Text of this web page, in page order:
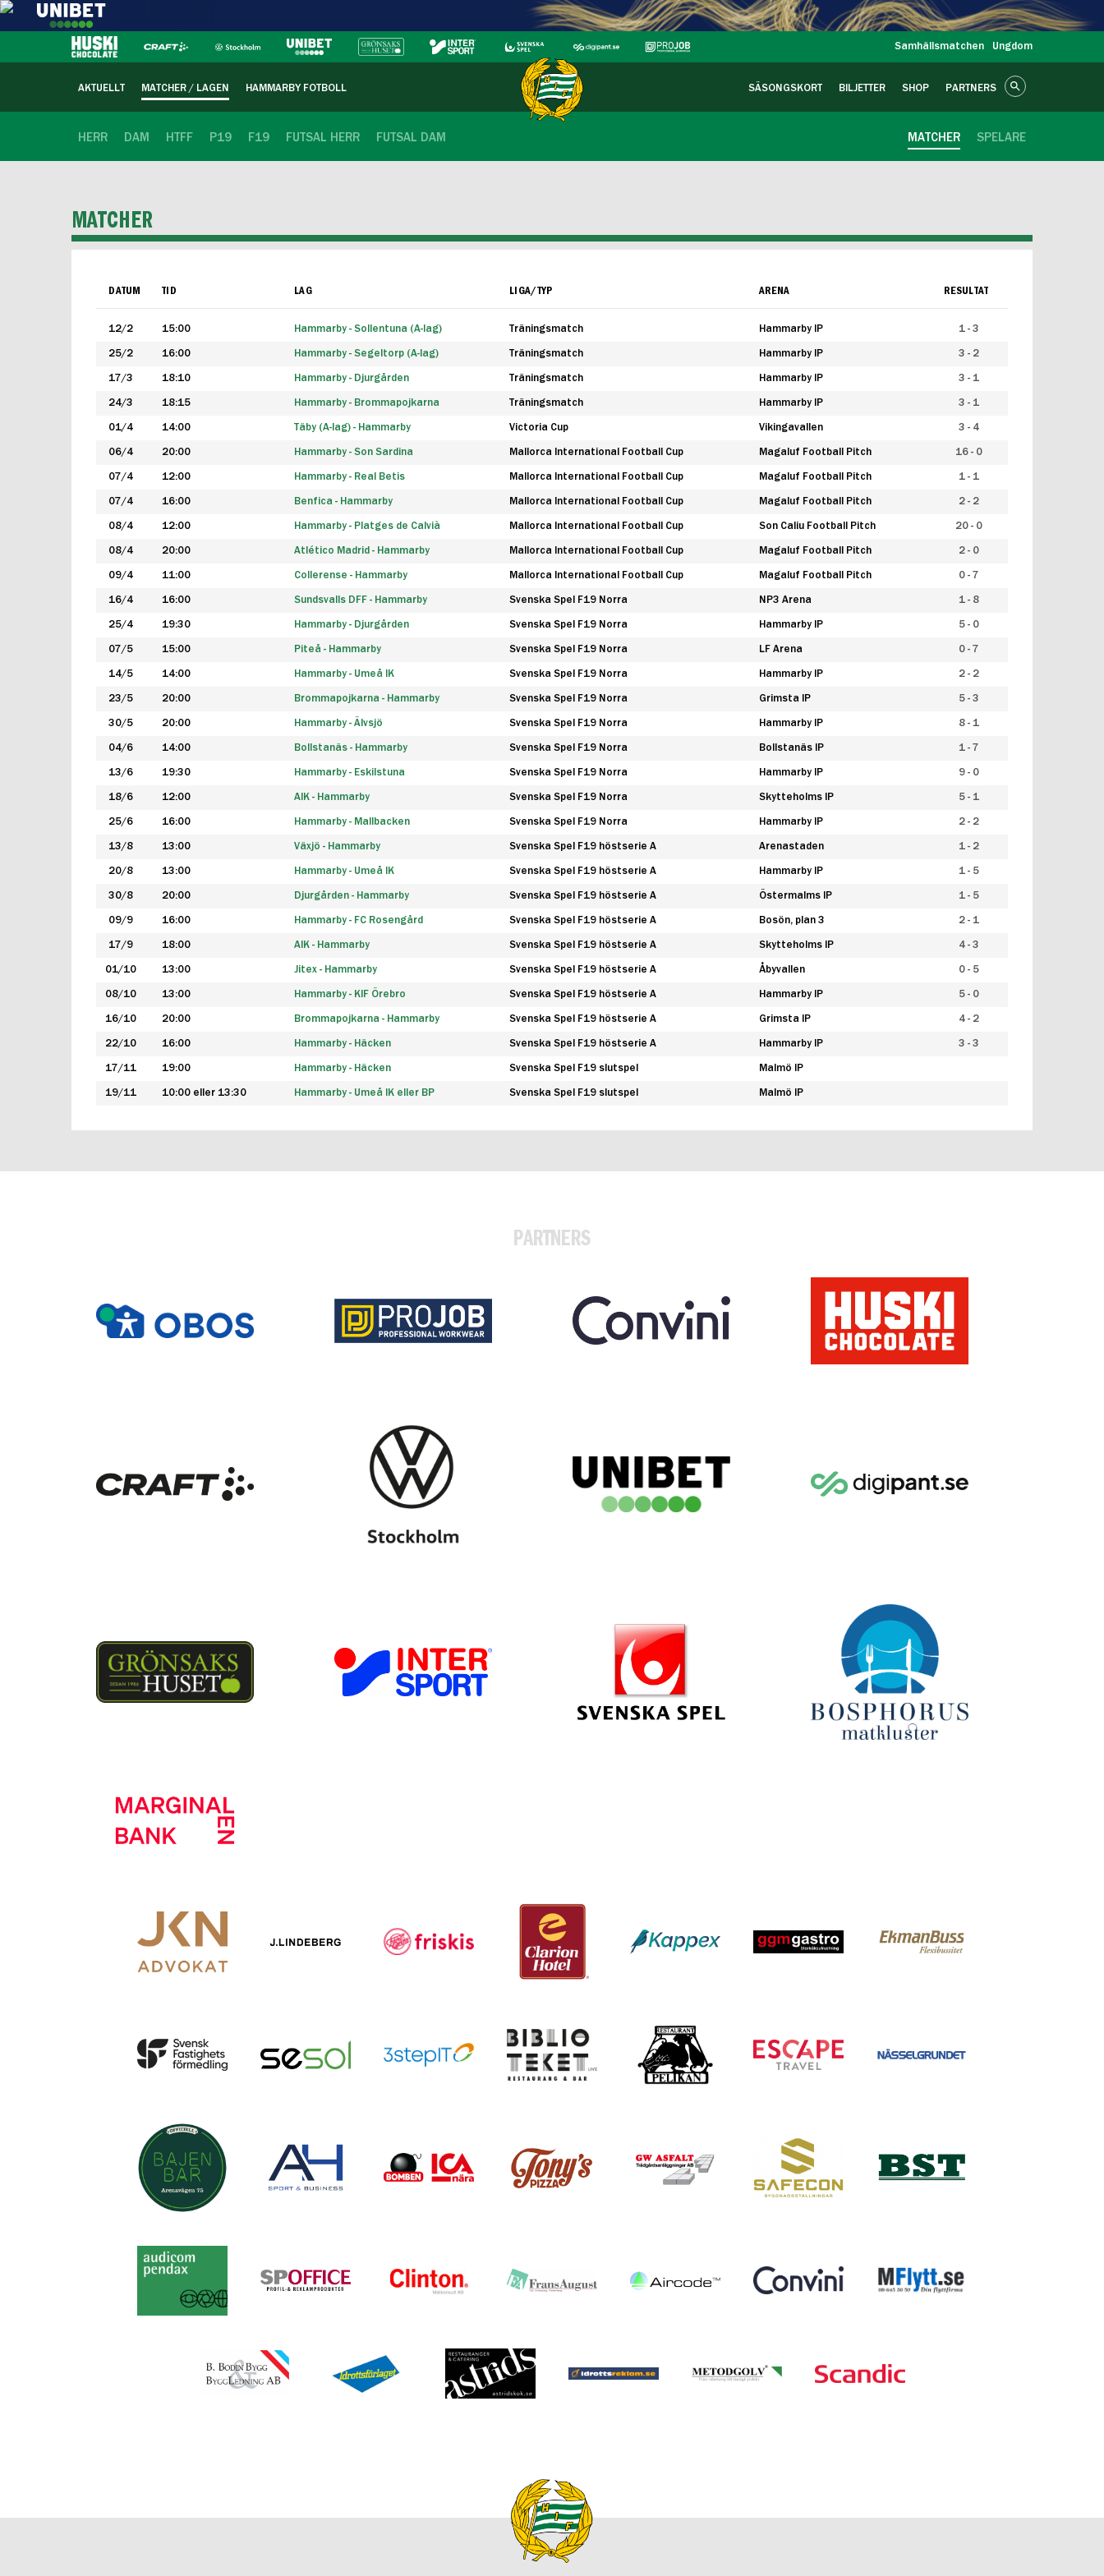
Samhällsmatchen Ungdom
AKTUELLT MATCHER / LAGEN HAMMARBY FOTBOLL SÄSONGSKORT BILJETTER SHOP PARTNERS
HERR DAM HTFF P19 F19 FUTSAL HERR FUTSAL DAM SPELARE
MATCHER
MATCHER
DATUM TID LAG LIGA/TYP ARENA RESULTAT
12/2 15:00 Hammarby - Sollentuna (A-lag) Träningsmatch Hammarby IP 1 - 3
25/2 16:00 Hammarby - Segeltorp (A-lag) Träningsmatch Hammarby IP 3 - 2
17/3 18:10 Hammarby - Djurgården Träningsmatch Hammarby IP 3 - 1
24/3 18:15 Hammarby - Brommapojkarna Träningsmatch Hammarby IP 3 - 1
01/4 14:00 Täby (A-lag) - Hammarby Victoria Cup Vikingavallen 3 - 4
06/4 20:00 Hammarby - Son Sardina Mallorca International Football Cup Magaluf Football Pitch 16 - 0
07/4 12:00 Hammarby - Real Betis Mallorca International Football Cup Magaluf Football Pitch 1 - 1
07/4 16:00 Benfica - Hammarby Mallorca International Football Cup Magaluf Football Pitch 2 - 2
08/4 12:00 Hammarby - Platges de Calvià Mallorca International Football Cup Son Caliu Football Pitch 20 - 0
08/4 20:00 Atlético Madrid - Hammarby Mallorca International Football Cup Magaluf Football Pitch 2 - 0
09/4 11:00 Collerense - Hammarby Mallorca International Football Cup Magaluf Football Pitch 0 - 7
16/4 16:00 Sundsvalls DFF - Hammarby Svenska Spel F19 Norra NP3 Arena 1 - 8
25/4 19:30 Hammarby - Djurgården Svenska Spel F19 Norra Hammarby IP 5 - 0
07/5 15:00 Piteå - Hammarby Svenska Spel F19 Norra LF Arena 0 - 7
14/5 14:00 Hammarby - Umeå IK Svenska Spel F19 Norra Hammarby IP 2 - 2
23/5 20:00 Brommapojkarna - Hammarby Svenska Spel F19 Norra Grimsta IP 5 - 3
30/5 20:00 Hammarby - Älvsjö Svenska Spel F19 Norra Hammarby IP 8 - 1
04/6 14:00 Bollstanäs - Hammarby Svenska Spel F19 Norra Bollstanäs IP 1 - 7
13/6 19:30 Hammarby - Eskilstuna Svenska Spel F19 Norra Hammarby IP 9 - 0
18/6 12:00 AIK - Hammarby Svenska Spel F19 Norra Skytteholms IP 5 - 1
25/6 16:00 Hammarby - Mallbacken Svenska Spel F19 Norra Hammarby IP 2 - 2
13/8 13:00 Växjö - Hammarby Svenska Spel F19 höstserie A Arenastaden 1 - 2
20/8 13:00 Hammarby - Umeå IK Svenska Spel F19 höstserie A Hammarby IP 1 - 5
30/8 20:00 Djurgården - Hammarby Svenska Spel F19 höstserie A Östermalms IP 1 - 5
09/9 16:00 Hammarby - FC Rosengård Svenska Spel F19 höstserie A Bosön, plan 3 2 - 1
17/9 18:00 AIK - Hammarby Svenska Spel F19 höstserie A Skytteholms IP 4 - 3
01/10 13:00 Jitex - Hammarby Svenska Spel F19 höstserie A Åbyvallen 0 - 5
08/10 13:00 Hammarby - KIF Örebro Svenska Spel F19 höstserie A Hammarby IP 5 - 0
16/10 20:00 Brommapojkarna - Hammarby Svenska Spel F19 höstserie A Grimsta IP 4 - 2
22/10 16:00 Hammarby - Häcken Svenska Spel F19 höstserie A Hammarby IP 3 - 3
17/11 19:00 Hammarby - Häcken Svenska Spel F19 slutspel Malmö IP
19/11 10:00 eller 13:30 Hammarby - Umeå IK eller BP Svenska Spel F19 slutspel Malmö IP
PARTNERS